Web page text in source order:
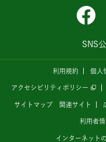
SNS
利用規約 個人
アクセシビリティポリシー
サイトマップ 関連サイト
利用者
インターネット